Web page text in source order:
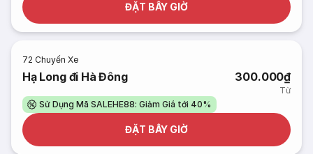
ĐẶT BÂY GIỜ
72 Chuyến Xe
Hạ Long đi Hà Đông 300.000₫
Từ
Sử Dụng Mã SALEHE88: Giảm Giá tới 40%
ĐẶT BÂY GIỜ